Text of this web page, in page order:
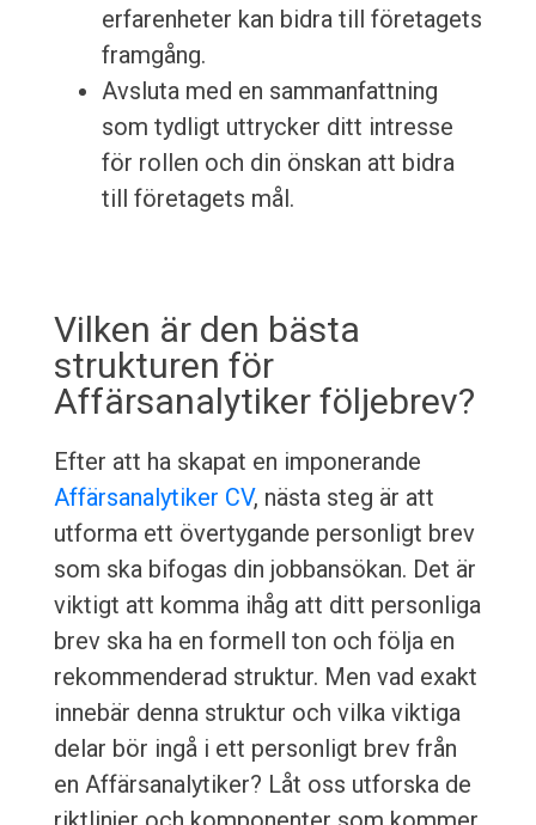
erfarenheter kan bidra till företagets
framgång.
Avsluta med en sammanfattning
som tydligt uttrycker ditt intresse
för rollen och din önskan att bidra
till företagets mål.
Vilken är den bästa
strukturen för
Affärsanalytiker följebrev?
Efter att ha skapat en imponerande
Affärsanalytiker CV, nästa steg är att
utforma ett övertygande personligt brev
som ska bifogas din jobbansökan. Det är
viktigt att komma ihåg att ditt personliga
brev ska ha en formell ton och följa en
rekommenderad struktur. Men vad exakt
innebär denna struktur och vilka viktiga
delar bör ingå i ett personligt brev från
en Affärsanalytiker? Låt oss utforska de